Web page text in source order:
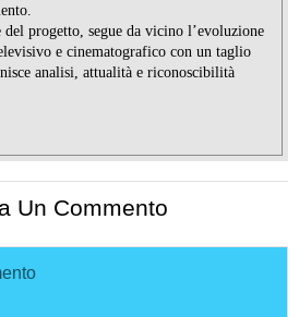
del progetto, segue da vicino l’evoluzione
e cinematografico con un taglio
analisi, attualità e riconoscibilità
Un Commento